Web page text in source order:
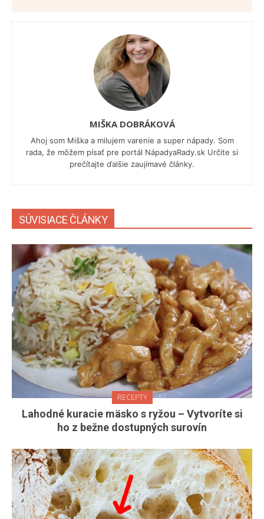
MIŠKA DOBRÁKOVÁ
Ahoj som Miška a milujem varenie a super nápady. Som
rada, že môžem písať pre portál NápadyaRady.sk Určite si
prečítajte ďalšie zaujímavé články.
SÚVISIACE ČLÁNKY
RECEPTY
Lahodné kuracie mäsko s ryžou – Vytvoríte si
ho z bežne dostupných surovín